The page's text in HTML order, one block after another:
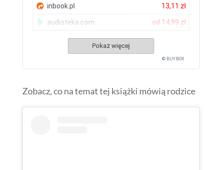
inbook.pl 13,11 zł
audioteka.com od 14,99 zł
Pokaż więcej
© BUY.BOX
Zobacz, co na temat tej książki mówią rodzice